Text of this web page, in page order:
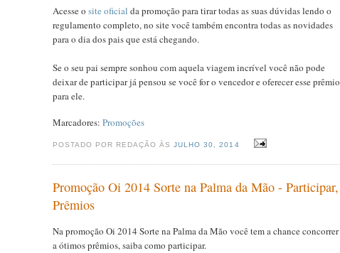
Acesse o site oficial da promoção para tirar todas as suas dúvidas lendo o
regulamento completo, no site você também encontra todas as novidades
para o dia dos pais que está chegando.
Se o seu pai sempre sonhou com aquela viagem incrível você não pode
deixar de participar já pensou se você for o vencedor e oferecer esse prêmio
para ele.
Marcadores: Promoções
POSTADO POR REDAÇÃO ÀSJULHO 30, 2014
Promoção Oi 2014 Sorte na Palma da Mão - Participar,
Prêmios
Na promoção Oi 2014 Sorte na Palma da Mão você tem a chance concorrer
a ótimos prêmios, saiba como participar.